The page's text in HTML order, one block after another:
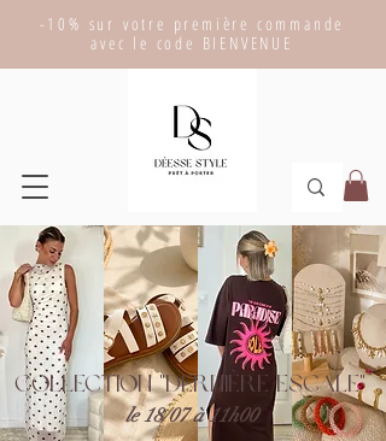
-10% sur votre première commande
avec le code BIENVENUE
collection "dernière escale"
le 18/07 à 11h00